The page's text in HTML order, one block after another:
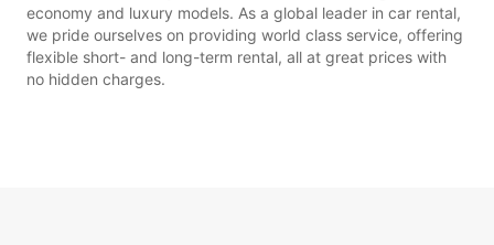
economy and luxury models. As a global leader in car rental,
we pride ourselves on providing world class service, offering
flexible short- and long-term rental, all at great prices with
no hidden charges.